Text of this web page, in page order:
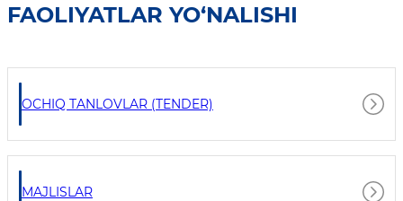
FAOLIYATLAR YO‘NALISHI
OCHIQ TANLOVLAR (TENDER)
MAJLISLAR